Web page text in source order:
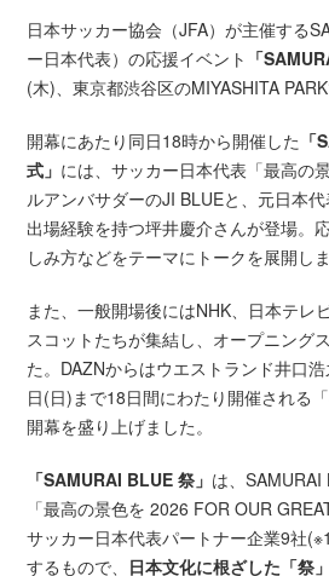
日本サッカー協会（JFA）が主催する
ー日本代表）の応援イベント 「
(木)、東京都渋谷区のMIYASHITA PARK
開幕にあたり同日18時から開催した
式」 には、サッカー日本代表「最高の
ルアンバサダーのJI BLUEと、元日本
出場経験を持つ坪井慶介さんが登場。
しみ方などをテーマにトークを展開しま
また、一般開場後にはNHK、日本テレ
スコットたちが集結し、オープニング
た。DAZNからはウエストランド井口
日(日)まで18日間にわたり開催される
開幕を盛り上げました。
「SAMURAI BLUE 祭」 は、
「最高の景色を 2026 FOR OUR
サッカー日本代表パートナー企業9社
するもので、 日本文化に根ざした「祭